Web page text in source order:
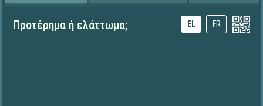
Προτέρημα ή ελάττωμα; EL FR